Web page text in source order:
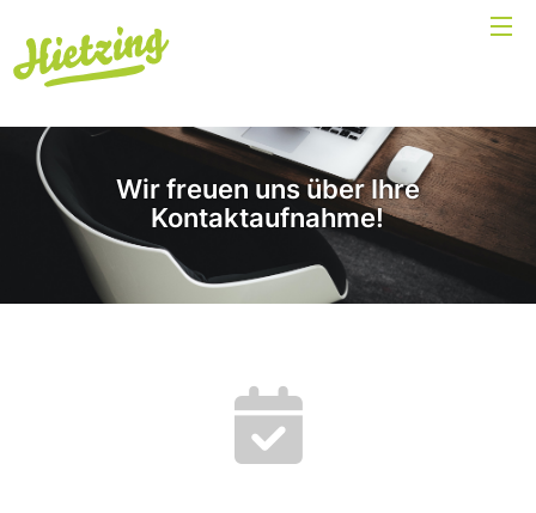
Wir freuen uns über Ihre
Kontaktaufnahme!